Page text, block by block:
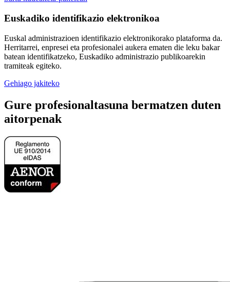
Euskadiko identifikazio elektronikoa
Euskal administrazioen identifikazio elektronikorako plataforma da.
Herritarrei, enpresei eta profesionalei aukera ematen die leku bakar
batean identifikatzeko, Euskadiko administrazio publikoarekin
tramiteak egiteko.
Gehiago jakiteko
Gure profesionaltasuna bermatzen duten
aitorpenak